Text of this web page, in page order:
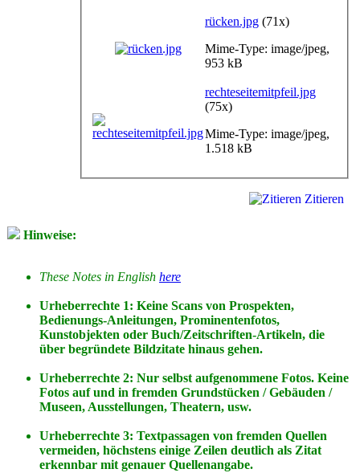
rücken.jpg (71x)
Mime-Type: image/jpeg,
953 kB
rechteseitemitpfeil.jpg
(75x)
Mime-Type: image/jpeg,
1.518 kB
Zitieren
Hinweise:
These Notes in English here
Urheberrechte 1: Keine Scans von Prospekten,
Bedienungs-Anleitungen, Prominentenfotos,
Kunstobjekten oder Buch/Zeitschriften-Artikeln, die
über begründete Bildzitate hinaus gehen.
Urheberrechte 2: Nur selbst aufgenommene Fotos. Keine
Fotos aufund in fremden Grundstücken / Gebäuden /
Museen, Ausstellungen, Theatern, usw.
Urheberrechte 3: Textpassagen von fremden Quellen
vermeiden, höchstens einige Zeilen deutlich als Zitat
erkennbar mit genauer Quellenangabe.